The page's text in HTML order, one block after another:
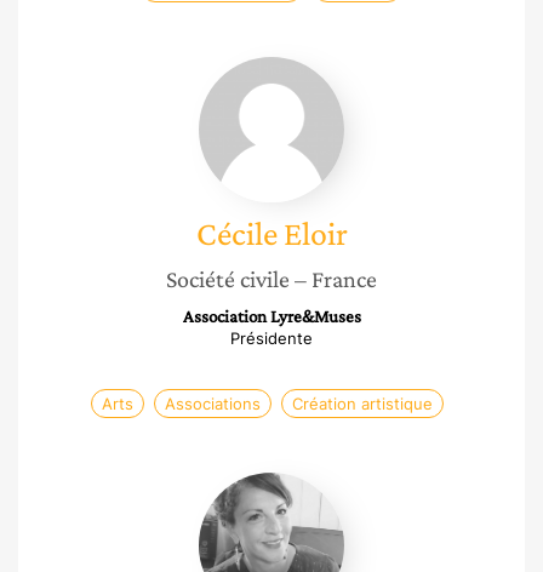
Cécile
Eloir
Cécile Eloir
Société civile – France
Association Lyre&Muses
Présidente
Arts Associations Création artistique
Agathe
Dumont